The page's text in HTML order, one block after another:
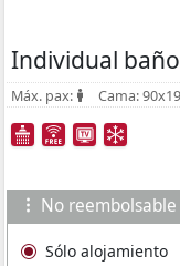
Individual
Máx. pax: Cama:
No reembolsable
Sólo alojamiento